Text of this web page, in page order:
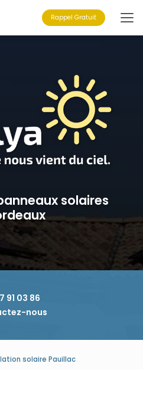
Rappel Gratuit
solaires
91 03 86
nous
solaire Pauillac